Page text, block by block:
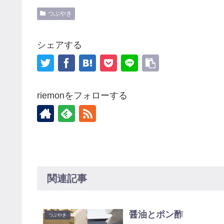
つぶやき
シェアする
riemonをフォローする
関連記事
つぶやき 醤油とポン酢